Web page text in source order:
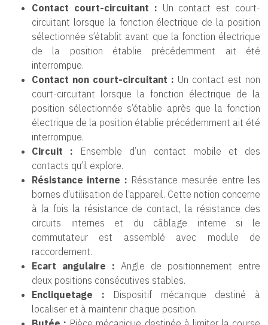
Contact court-circuitant : Un contact est court-
circuitant lorsque la fonction électrique de la position
sélectionnée s’établit avant que la fonction électrique
de la position établie précédemment ait été
interrompue.
Contact non court-circuitant : Un contact est non
court-circuitant lorsque la fonction électrique de la
position sélectionnée s’établie après que la fonction
électrique de la position établie précédemment ait été
interrompue.
Circuit : Ensemble d’un contact mobile et des
contacts qu’il explore.
Résistance interne : Résistance mesurée entre les
bornes d’utilisation de l’appareil. Cette notion concerne
à la fois la résistance de contact, la résistance des
circuits internes et du câblage interne si le
commutateur est assemblé avec module de
raccordement.
Ecart angulaire : Angle de positionnement entre
deux positions consécutives stables.
Encliquetage : Dispositif mécanique destiné à
localiser et à maintenir chaque position.